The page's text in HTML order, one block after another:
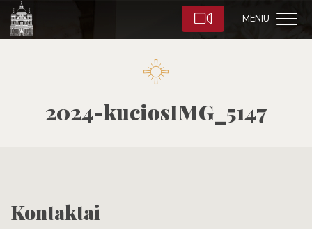
MENIU
2024-kuciosIMG_5147
Kontaktai